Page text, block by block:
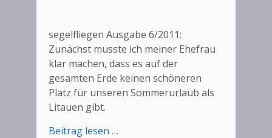
segelfliegen Ausgabe 6/2011:
Zunächst musste ich meiner Ehefrau
klar machen, dass es auf der
gesamten Erde keinen schöneren
Platz für unseren Sommerurlaub als
Litauen gibt.
Beitrag lesen …